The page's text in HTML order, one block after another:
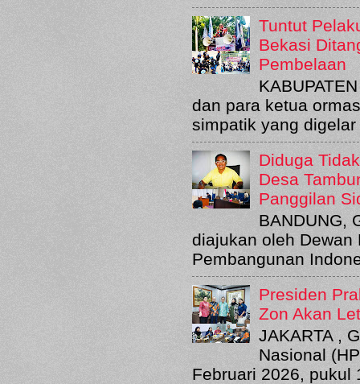
Tuntut
Bekasi
Pembelaan
dan para ketua
simpatik yang digelar
Diduga
Desa
Panggilan
BANDUNG,
diajukan oleh Dewan
Pembangunan
Presiden
Zon Akan
JAKARTA ,
Nasional
Februari 2026, pukul